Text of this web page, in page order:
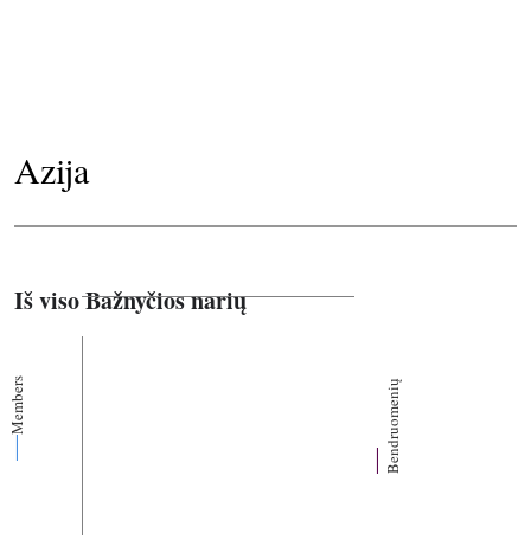
Azija
Iš viso Bažnyčios narių
Members Bendruomenių